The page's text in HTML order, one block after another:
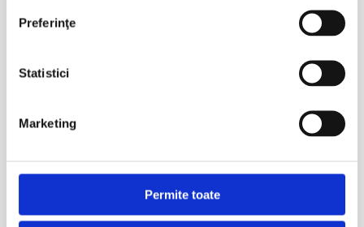
Preferinţe
Statistici
Marketing
Permite toate
aprilie 2026
februarie 2026
decembrie 2025